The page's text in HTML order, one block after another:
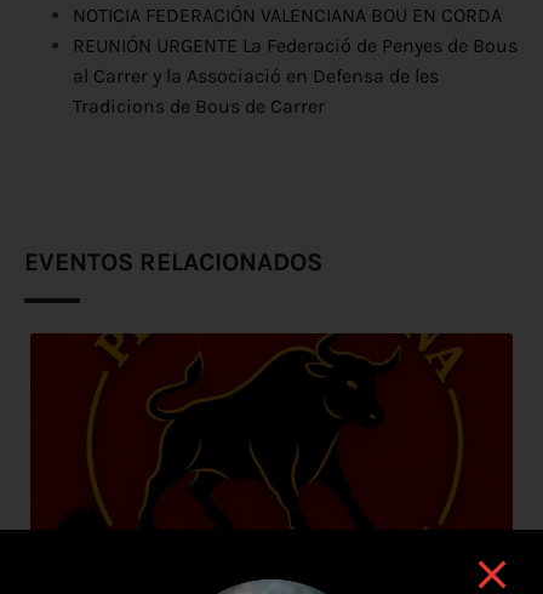
NOTICIA FEDERACIÓN VALENCIANA BOU EN CORDA
REUNIÓN URGENTE La Federació de Penyes de Bous
al Carrer y la Associació en Defensa de les
Tradicions de Bous de Carrer
EVENTOS RELACIONADOS